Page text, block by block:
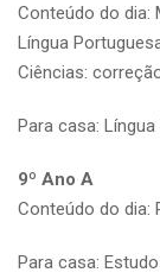
Conteúdo do dia:
Língua
Ciências:
Para casa:
9º Ano A
Conteúdo do dia:
Para casa: